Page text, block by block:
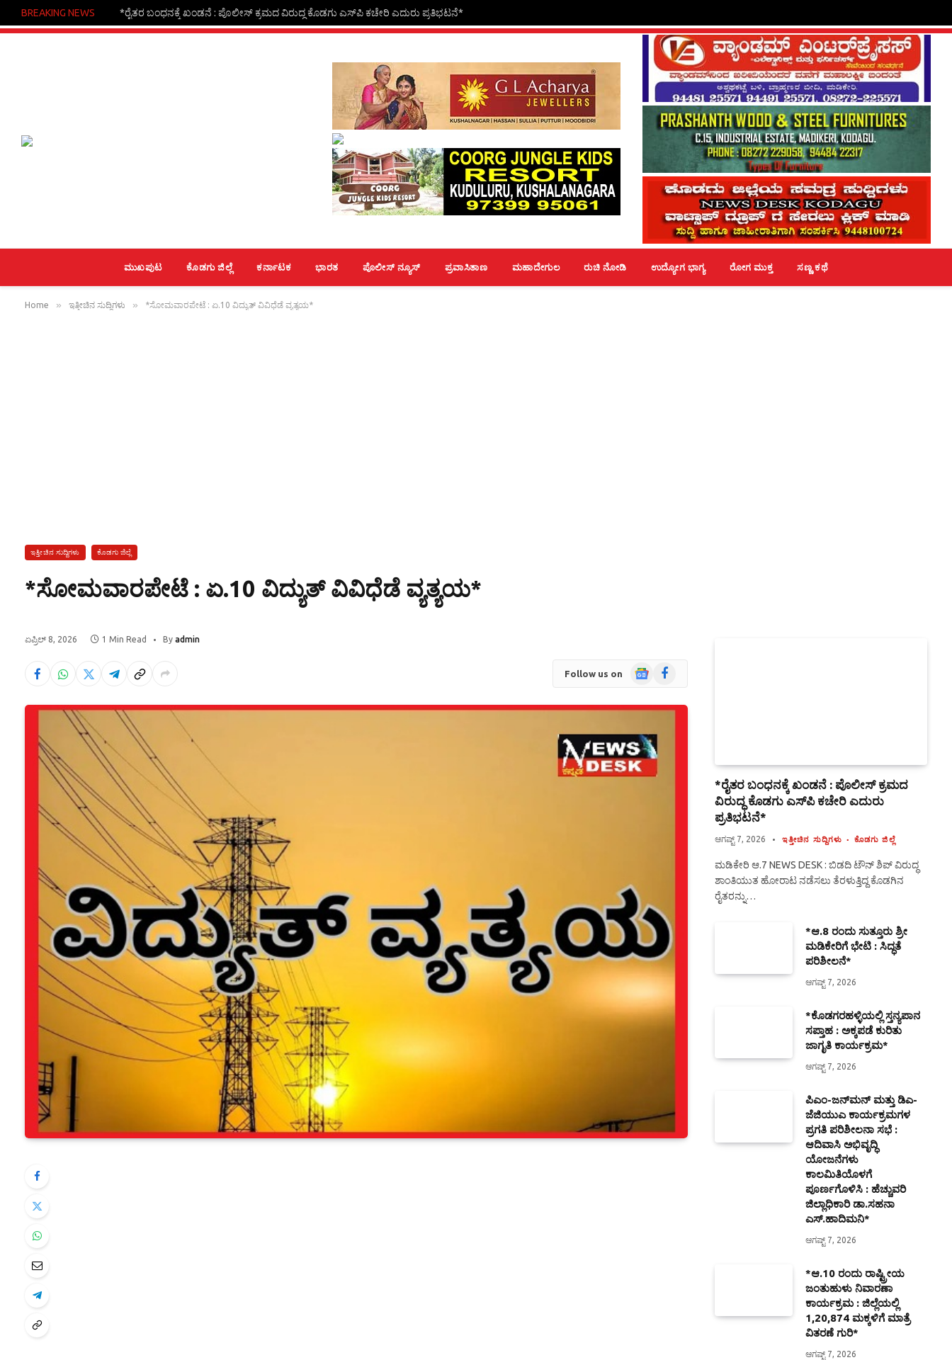
BREAKING NEWS *ರೈತರ ಬಂಧನಕ್ಕೆ ಖಂಡನೆ : ಪೊಲೀಸ್ ಕ್ರಮದ ವಿರುದ್ಧ ಕೊಡಗು ಎಸ್‍ಪಿ ಕಚೇರಿ ಎದುರು ಪ್ರತಿಭಟನೆ*
ಮುಖಪುಟ ಕೊಡಗು ಜಿಲ್ಲೆ ಕರ್ನಾಟಕ ಭಾರತ ಪೊಲೀಸ್ ನ್ಯೂಸ್ ಪ್ರವಾಸಿತಾಣ ಮಹಾದೇಗುಲ ರುಚಿ ನೋಡಿ ಉದ್ಯೋಗ ಭಾಗ್ಯ ರೋಗ ಮುಕ್ತ ಸಣ್ಣ ಕಥೆ
Home » ಇತ್ತೀಚಿನ ಸುದ್ದಿಗಳು » *ಸೋಮವಾರಪೇಟೆ : ಏ.10 ವಿದ್ಯುತ್ ವಿವಿಧೆಡೆ ವ್ಯತ್ಯಯ*
ಇತ್ತೀಚಿನ ಸುದ್ದಿಗಳು ಕೊಡಗು ಜಿಲ್ಲೆ
*ಸೋಮವಾರಪೇಟೆ : ಏ.10 ವಿದ್ಯುತ್ ವಿವಿಧೆಡೆ ವ್ಯತ್ಯಯ*
ಏಪ್ರಿಲ್ 8, 2026 1 Min Read By admin
Follow us on
GoogleFacebook
*ರೈತರ ಬಂಧನಕ್ಕೆ ಖಂಡನೆ : ಪೊಲೀಸ್ ಕ್ರಮದ
ವಿರುದ್ಧ ಕೊಡಗು ಎಸ್‍ಪಿ ಕಚೇರಿ ಎದುರು
ಪ್ರತಿಭಟನೆ*
ಆಗಷ್ಟ್ 7, 2026 ಇತ್ತೀಚಿನ ಸುದ್ದಿಗಳು ಕೊಡಗು ಜಿಲ್ಲೆ
ಮಡಿಕೇರಿ ಆ.7 NEWS DESK : ಬಿಡದಿ ಟೌನ್ ಶಿಪ್ ವಿರುದ್ಧ
ಶಾಂತಿಯುತ ಹೋರಾಟ ನಡೆಸಲು ತೆರಳುತ್ತಿದ್ದ ಕೊಡಗಿನ
ರೈತರನ್ನು…
*ಆ.8 ರಂದು ಸುತ್ತೂರು ಶ್ರೀ
ಮಡಿಕೇರಿಗೆ ಭೇಟಿ : ಸಿದ್ಧತೆ
ಪರಿಶೀಲನೆ*
ಆಗಷ್ಟ್ 7, 2026
*ಕೊಡಗರಹಳ್ಳಿಯಲ್ಲಿ ಸ್ತನ್ಯಪಾನ
ಸಪ್ತಾಹ : ಅಕ್ಕಪಡೆ ಕುರಿತು
ಜಾಗೃತಿ ಕಾರ್ಯಕ್ರಮ*
ಆಗಷ್ಟ್ 7, 2026
ಪಿಎಂ-ಜನ್‍ಮನ್ ಮತ್ತು ಡಿಎ-
ಜೆಜಿಯುಎ ಕಾರ್ಯಕ್ರಮಗಳ
ಪ್ರಗತಿ ಪರಿಶೀಲನಾ ಸಭೆ :
ಆದಿವಾಸಿ ಅಭಿವೃದ್ಧಿ
ಯೋಜನೆಗಳು
ಕಾಲಮಿತಿಯೊಳಗೆ
ಪೂರ್ಣಗೊಳಿಸಿ : ಹೆಚ್ಚುವರಿ
ಜಿಲ್ಲಾಧಿಕಾರಿ ಡಾ.ಸಹನಾ
ಎಸ್.ಹಾದಿಮನಿ*
ಆಗಷ್ಟ್ 7, 2026
*ಆ.10 ರಂದು ರಾಷ್ಟ್ರೀಯ
ಜಂತುಹುಳು ನಿವಾರಣಾ
ಕಾರ್ಯಕ್ರಮ : ಜಿಲ್ಲೆಯಲ್ಲಿ
1,20,874 ಮಕ್ಕಳಿಗೆ ಮಾತ್ರೆ
ವಿತರಣೆ ಗುರಿ*
ಆಗಷ್ಟ್ 7, 2026